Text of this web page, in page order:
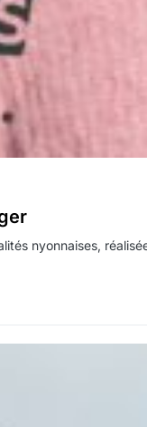
nyonnaises,